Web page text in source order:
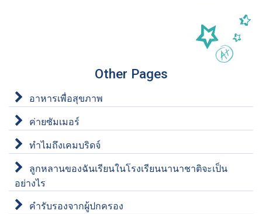
Other Pages
อาหารเพื่อสุขภาพ
ค่ายซัมเมอร์
ทำไมถึงเคมบริดจ์
ลูกหลานของฉันเรียนในโรงเรียนนานาชาติจะเป็น
อย่างไร
คำรับรองจากผู้ปกครอง